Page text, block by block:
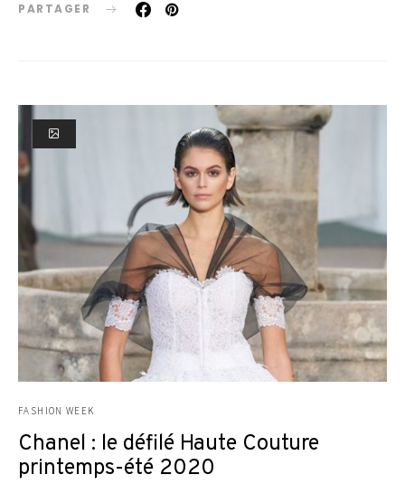
PARTAGER
FASHION WEEK
Chanel : le défilé Haute Couture
printemps-été 2020